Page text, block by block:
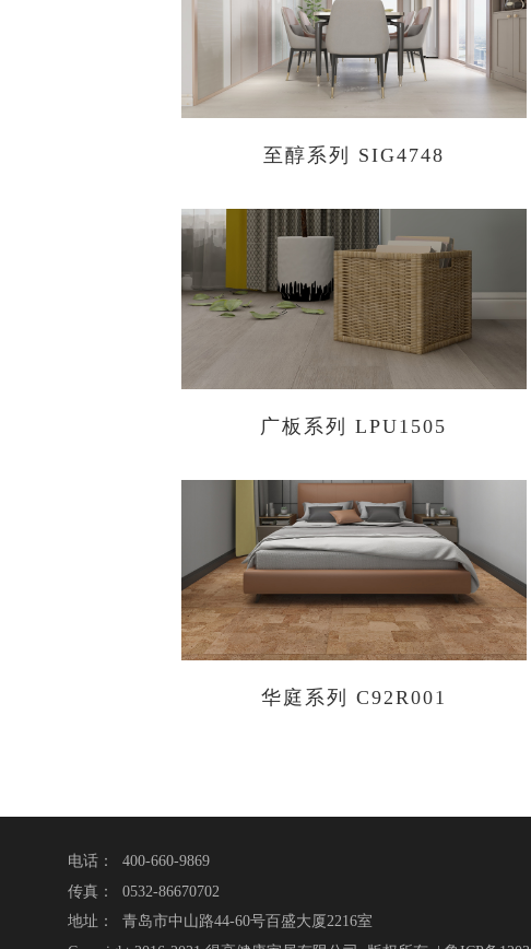
至醇系列 SIG4748
广板系列 LPU1505
华庭系列 C92R001
电话： 400-660-9869
传真： 0532-86670702
地址： 青岛市中山路44-60号百盛大厦2216室